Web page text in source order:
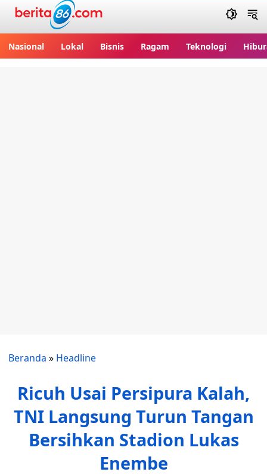
Nasional Lokal Bisnis Ragam Teknologi
Beranda » Headline
Ricuh Usai Persipura Kalah,
TNI Langsung Turun Tangan
Bersihkan Stadion Lukas
Enembe